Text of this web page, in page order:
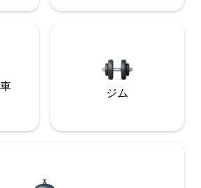
ジム